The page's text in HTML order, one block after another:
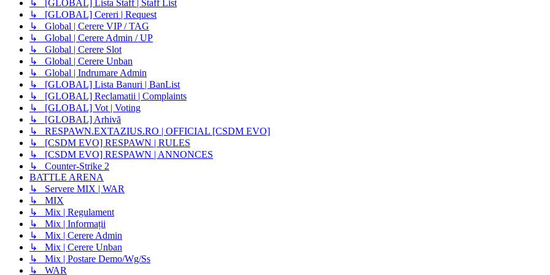
↳ [GLOBAL] Lista Staff | Staff List
↳ [GLOBAL] Cereri | Request
↳ Global | Cerere VIP / TAG
↳ Global | Cerere Admin / UP
↳ Global | Cerere Slot
↳ Global | Cerere Unban
↳ Global | Indrumare Admin
↳ [GLOBAL] Lista Banuri | BanList
↳ [GLOBAL] Reclamatii | Complaints
↳ [GLOBAL] Vot | Voting
↳ [GLOBAL] Arhivă
↳ RESPAWN.EXTAZIUS.RO | OFFICIAL [CSDM EVO]
↳ [CSDM EVO] RESPAWN | RULES
↳ [CSDM EVO] RESPAWN | ANNONCES
↳ Counter-Strike 2
BATTLE ARENA
↳ Servere MIX | WAR
↳ MIX
↳ Mix | Regulament
↳ Mix | Informații
↳ Mix | Cerere Admin
↳ Mix | Cerere Unban
↳ Mix | Postare Demo/Wg/Ss
↳ WAR